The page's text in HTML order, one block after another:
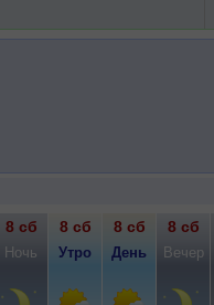
8 сб 8 сб 8 сб 8 сб
Ночь Утро День Вечер